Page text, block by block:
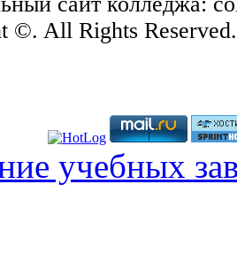
©. All Rights
учебных